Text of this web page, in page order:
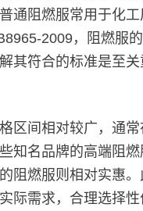
通阻燃服常用于化
2009，阻燃服
其符合的标准是至关
区间相对较广，通
知名品牌的高端阻
阻燃服则相对实惠
际需求，合理选择